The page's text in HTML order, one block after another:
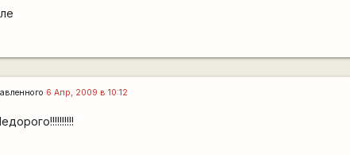
6 Апр, 2009 в 10:12